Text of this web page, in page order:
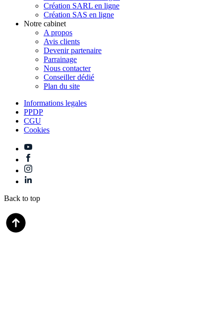
Création SARL en ligne
Création SAS en ligne
Notre cabinet
A propos
Avis clients
Devenir partenaire
Parrainage
Nous contacter
Conseiller dédié
Plan du site
Informations legales
PPDP
CGU
Cookies
Back to top